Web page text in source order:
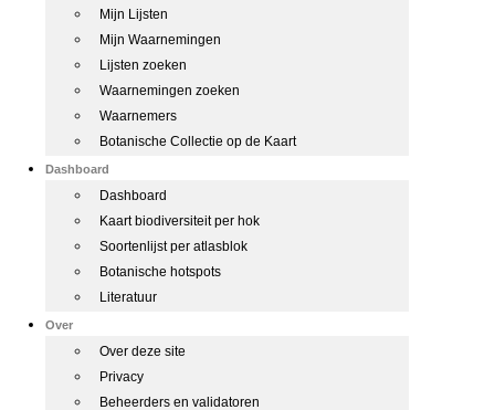
Mijn Lijsten
Mijn Waarnemingen
Lijsten zoeken
Waarnemingen zoeken
Waarnemers
Botanische Collectie op de Kaart
Dashboard
Dashboard
Kaart biodiversiteit per hok
Soortenlijst per atlasblok
Botanische hotspots
Literatuur
Over
Over deze site
Privacy
Beheerders en validatoren